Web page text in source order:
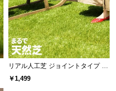
リアル人工芝 ジョイントタイプ 30
cm 1/9/27枚 芝丈25mm
￥1,499